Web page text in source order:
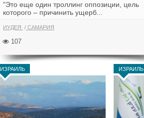
"Это еще один троллинг оппозиции, цель
которого – причинить ущерб...
ИУДЕЯ САМАРИЯ
107
ИЗРАИЛЬ ИЗРАИЛЬ